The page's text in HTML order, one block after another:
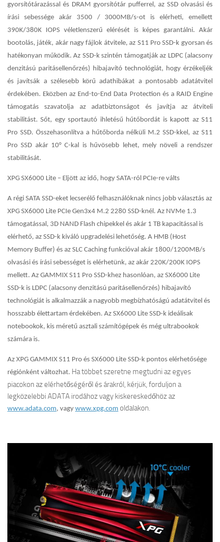
gyorsítótárazással és DRAM gyorsítótár pufferrel, az SSD olvasási és
írási sebessége akár 3500 / 3000MB/s-ot is elérheti, emellett
390K/380K IOPS véletlenszerű elérését is képes garantálni. Akár
bootolás, játék, akár nagy fájlok átvitele, az S11 Pro SSD-k gyorsan és
hatékonyan működik. Az SSD-k szintén támogatják az LDPC (alacsony
denzitású paritásellenőrzés) hibajavító technológiát, hogy érzékeljék
és javítsák a szélesebb körű adathibákat a pontosabb adatátvitel
érdekében. Eközben az End-to-End Data Protection és a RAID Engine
támogatás szavatolja az adatbiztonságot és javítja az átviteli
stabilitást. Sőt, egy sportautó ihletésű hűtőbordát is kapott az S11
Pro SSD. Összehasonlítva a hűtőborda nélküli M.2 SSD-kkel, az S11
Pro SSD akár 10° C-kal is hűvösebb lehet, mely növeli a rendszer
stabilitását.
XPG SX6000 Lite – Eljött az idő, hogy SATA-ról PCIe-re válts
A régi SATA SSD-eket lecserélő felhasználóknak nincs jobb választás az
XPG SX6000 Lite PCIe Gen3x4 M.2 2280 SSD-knél. Az NVMe 1.3
támogatással, 3D NAND Flash chipekkel és akár 1 TB kapacitással is
elérhető, az SSD-k kiváló upgradelési lehetőség. A HMB (Host
Memory Buffer) és az SLC Caching funkcióval akár 1800/1200MB/s
olvasási és írási sebességet is elérhetünk, az akár 220K/200K IOPS
mellett. Az GAMMIX S11 Pro SSD-khez hasonlóan, az SX6000 Lite
SSD-k is LDPC (alacsony denzitású paritásellenőrzés) hibajavító
technológiát is alkalmazzák a nagyobb megbízhatóságú adatátvitel és
hosszabb élettartam érdekében. Az SX6000 Lite SSD-k ideálisak
notebookok, kis méretű asztali számítógépek és még ultrabookok
számára is.
Az XPG GAMMIX S11 Pro és SX6000 Lite SSD-k pontos elérhetősége
régiónként változhat. Ha többet szeretne megtudni az egyes
piacokon az elérhetőségéről és árakról, kérjük, forduljon a
legközelebbi ADATA irodához vagy kiskereskedőhöz az
www.adata.com, vagy www.xpg.com oldalakon.